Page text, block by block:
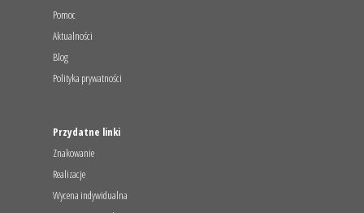
Pomoc
Aktualności
Blog
Polityka prywatności
Przydatne linki
Znakowanie
Realizacje
Wycena indywidualna